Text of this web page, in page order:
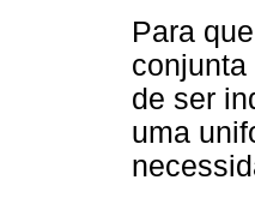
Para
de ser
uma